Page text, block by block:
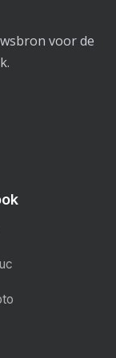
voor de